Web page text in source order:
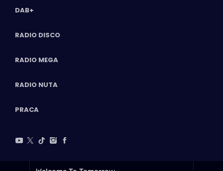
DAB+
RADIO DISCO
RADIO MEGA
RADIO NUTA
PRACA